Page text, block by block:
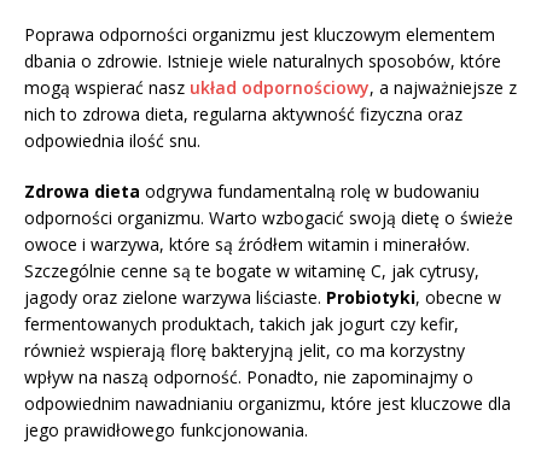
Poprawa odporności organizmu jest kluczowym elementem
dbania o zdrowie. Istnieje wiele naturalnych sposobów, które
mogą wspierać nasz układ odpornościowy, a najważniejsze z
nich to zdrowa dieta, regularna aktywność fizyczna oraz
odpowiednia ilość snu.
Zdrowa dieta odgrywa fundamentalną rolę w budowaniu
odporności organizmu. Warto wzbogacić swoją dietę o świeże
owoce i warzywa, które są źródłem witamin i minerałów.
Szczególnie cenne są te bogate w witaminę C, jak cytrusy,
jagody oraz zielone warzywa liściaste. Probiotyki, obecne w
fermentowanych produktach, takich jak jogurt czy kefir,
również wspierają florę bakteryjną jelit, co ma korzystny
wpływ na naszą odporność. Ponadto, nie zapominajmy o
odpowiednim nawadnianiu organizmu, które jest kluczowe dla
jego prawidłowego funkcjonowania.